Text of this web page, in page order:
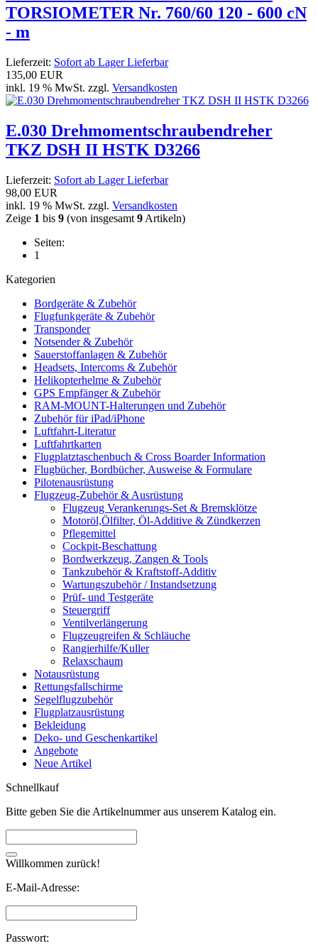
TORSIOMETER Nr. 760/60 120 - 600 cN
- m
Lieferzeit: Sofort ab Lager Lieferbar
135,00 EUR
inkl. 19 % MwSt. zzgl. Versandkosten
E.030 Drehmomentschraubendreher
TKZ DSH II HSTK D3266
Lieferzeit: Sofort ab Lager Lieferbar
98,00 EUR
inkl. 19 % MwSt. zzgl. Versandkosten
Zeige 1 bis 9 (von insgesamt 9 Artikeln)
Seiten:
1
Kategorien
Bordgeräte & Zubehör
Flugfunkgeräte & Zubehör
Transponder
Notsender & Zubehör
Sauerstoffanlagen & Zubehör
Headsets, Intercoms & Zubehör
Helikopterhelme & Zubehör
GPS Empfänger & Zubehör
RAM-MOUNT-Halterungen und Zubehör
Zubehör für iPad/iPhone
Luftfahrt-Literatur
Luftfahrtkarten
Flugplatztaschenbuch & Cross Boarder Information
Flugbücher, Bordbücher, Ausweise & Formulare
Pilotenausrüstung
Flugzeug-Zubehör & Ausrüstung
Flugzeug Verankerungs-Set & Bremsklötze
Motoröl,Ölfilter, Öl-Additive & Zündkerzen
Pflegemittel
Cockpit-Beschattung
Bordwerkzeug, Zangen & Tools
Tankzubehör & Kraftstoff-Additiv
Wartungszubehör / Instandsetzung
Prüf- und Testgeräte
Steuergriff
Ventilverlängerung
Flugzeugreifen & Schläuche
Rangierhilfe/Kuller
Relaxschaum
Notausrüstung
Rettungsfallschirme
Segelflugzubehör
Flugplatzausrüstung
Bekleidung
Deko- und Geschenkartikel
Angebote
Neue Artikel
Schnellkauf
Bitte geben Sie die Artikelnummer aus unserem Katalog ein.
Willkommen zurück!
E-Mail-Adresse:
Passwort: